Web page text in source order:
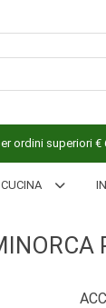
ordini superiori €
CUCINA